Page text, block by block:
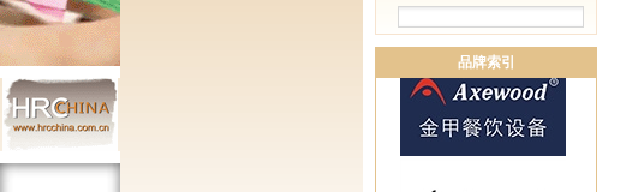
品牌索引